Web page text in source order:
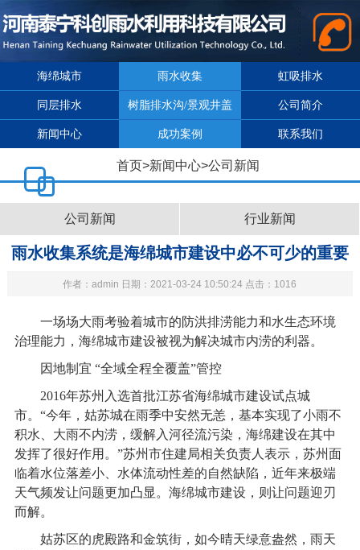
海绵城市 雨水收集 虹吸排水
同层排水 树脂排水沟/景观井盖 公司简介
新闻中心 成功案例 联系我们
首页>新闻中心>公司新闻
公司新闻 行业新闻
雨水收集系统是海绵城市建设中必不可少的重要
举措
作者：admin 日期：2021-03-24 10:50:24 点击：1016
一场场大雨考验着城市的防洪排涝能力和水生态环境
治理能力，海绵城市建设被视为解决城市内涝的利器。
因地制宜 “全域全程全覆盖”管控
2016年苏州入选首批江苏省海绵城市建设试点城
市。“今年，姑苏城在雨季中安然无恙，基本实现了小雨不
积水、大雨不内涝，缓解入河径流污染，海绵建设在其中
发挥了很好作用。”苏州市住建局相关负责人表示，苏州面
临着水位落差小、水体流动性差的自然缺陷，近年来极端
天气频发让问题更加凸显。海绵城市建设，则让问题迎刃
而解。
姑苏区的虎殿路和金筑街，如今晴天绿意盎然，雨天